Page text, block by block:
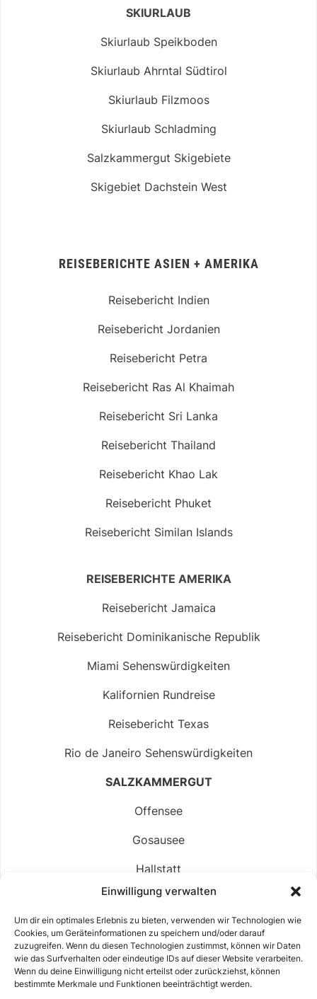
Einwilligung verwalten
Um dir ein optimales Erlebnis zu bieten, verwenden wir Technologien wie
Cookies, um Geräteinformationen zu speichern und/oder darauf
zuzugreifen. Wenn du diesen Technologien zustimmst, können wir Daten
wie das Surfverhalten oder eindeutige IDs auf dieser Website verarbeiten.
Wenn du deine Einwilligung nicht erteilst oder zurückziehst, können
bestimmte Merkmale und Funktionen beeinträchtigt werden.
SKIURLAUB
Skiurlaub Speikboden
Skiurlaub Ahrntal Südtirol
Skiurlaub Filzmoos
Skiurlaub Schladming
Salzkammergut Skigebiete
Skigebiet Dachstein West
REISEBERICHTE ASIEN + AMERIKA
Reisebericht Indien
Reisebericht Jordanien
Reisebericht Petra
Reisebericht Ras Al Khaimah
Reisebericht Sri Lanka
Reisebericht Thailand
Reisebericht Khao Lak
Reisebericht Phuket
Reisebericht Similan Islands
REISEBERICHTE AMERIKA
Reisebericht Jamaica
Reisebericht Dominikanische Republik
Miami Sehenswürdigkeiten
Kalifornien Rundreise
Reisebericht Texas
Rio de Janeiro Sehenswürdigkeiten
SALZKAMMERGUT
Offensee
Gosausee
Hallstatt
Langbathsee
Altausseer See
Hintersee